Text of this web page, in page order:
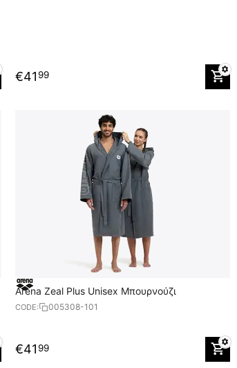
€41 99
Arena Zeal Plus Unisex Μπουρνούζι
CODE: 005308-101
€41 99